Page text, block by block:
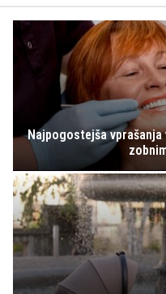
Najpogostejša